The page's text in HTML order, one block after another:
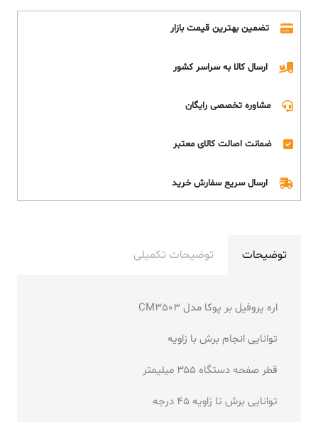
تضمین بهترین قیمت بازار
ارسال کالا به سراسر کشور
مشاوره تخصصی رایگان
ضمانت اصالت کالای معتبر
ارسال سریع سفارش خرید
توضیحات توضیحات تکمیلی
اره پروفیل بر پوکا مدل CM3503
توانایی انجام برش با زاویه
قطر صفحه دستگاه ۳۵۵ میلیمتر
توانایی برش تا زاویه ۴۵ درجه